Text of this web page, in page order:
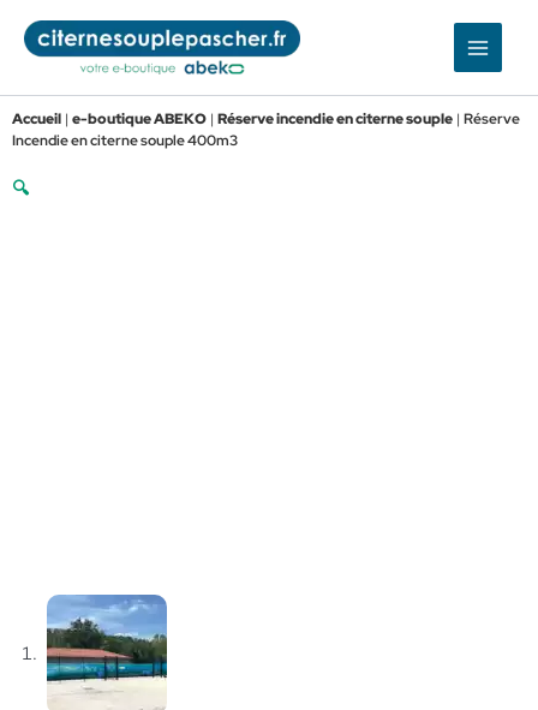
contenu
Accueil | e-boutique ABEKO | Réserve incendie en citerne souple | Réserve
Incendie en citerne souple 400m3
🔍